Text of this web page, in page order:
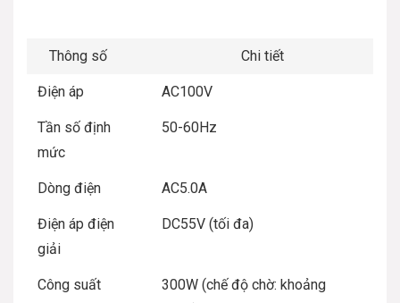
Thông số Chi tiết
Điện áp AC100V
Tần số định
mức
50-60Hz
Dòng điện AC5.0A
Điện áp điện
giải
DC55V (tối đa)
Công suất
300W (chế độ chờ: khoảng